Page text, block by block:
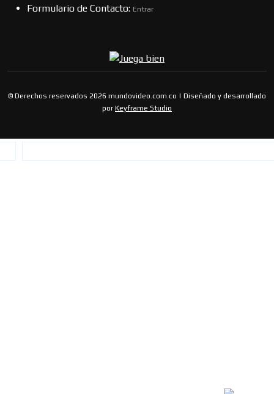
Formulario de Contacto: Entrar
© Derechos reservados 2026 mundovideo.com.co | Diseñado y desarrollado
por Keyframe Studio